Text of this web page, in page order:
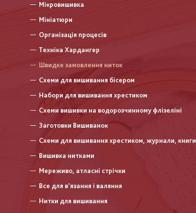
Мікровишивка
Мініатюри
Організація процесів
Техніка Хардангер
Швидке замовлення ниток
Схеми для вишивання бісером
Набори для вишивання хрестиком
Схеми вишивки на водорозчинному флізеліні
Заготовки Вишиванок
Схеми для вишивання хрестиком, журнали, книги
Вишивка нитками
Мереживо, атласні стрічки
Все для в'язання і валяння
Нитки для вишивання